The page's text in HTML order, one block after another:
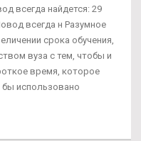
всегда найдется: 29
всегда н Разумное
срока обучения,
вуза с тем, чтобы и
время, которое
бы использовано